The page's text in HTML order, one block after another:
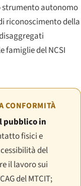
autonomo
riconoscimento della
famiglie del NCSI
CONFORMITÀ
pubblico in
fisici e
del
il lavoro sui
del MTCIT;